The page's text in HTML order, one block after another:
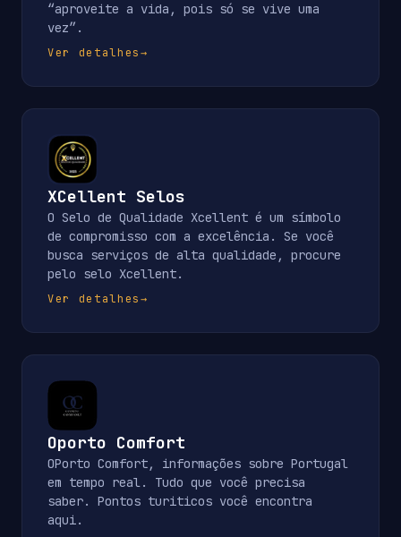
“aproveite a vida, pois só se vive uma
vez”.
Ver detalhes→
XCellent Selos
O Selo de Qualidade Xcellent é um símbolo
de compromisso com a excelência. Se você
busca serviços de alta qualidade, procure
pelo selo Xcellent.
Ver detalhes→
Oporto Comfort
OPorto Comfort, informações sobre Portugal
em tempo real. Tudo que você precisa
saber. Pontos turiticos você encontra
aqui.